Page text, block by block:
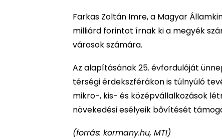
Farkas Zoltán Imre, a Magyar
milliárd forintot írnak ki a megyék
városok számára.
Az alapításának 25. évfordulóját
térségi érdekszférákon is túlnyúló
mikro-, kis- és középvállalkozások
növekedési esélyeik bővítését
(forrás: kormany.hu, MTI)